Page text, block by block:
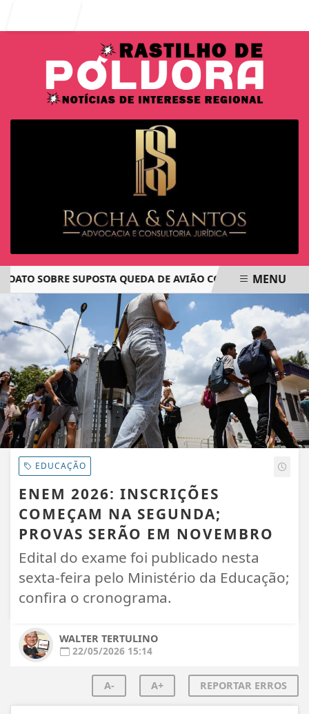
SOBRE SUPOSTA QUEDA DE AVIÃO COM JOVENS DE
EM ALTA
MENU
EDUCAÇÃO
ENEM 2026: INSCRIÇÕES
COMEÇAM NA SEGUNDA;
PROVAS SERÃO EM NOVEMBRO
Edital do exame foi publicado nesta
sexta-feira pelo Ministério da Educação;
confira o cronograma.
WALTER TERTULINO
22/05/2026 15:14
A- A+ REPORTAR ERROS